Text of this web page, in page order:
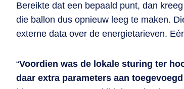
Bereikte dat een bepaald punt, dan
die ballon dus opnieuw leeg te maken.
externe data over de energietarieven.
“Voordien was de lokale sturing ter
daar extra parameters aan